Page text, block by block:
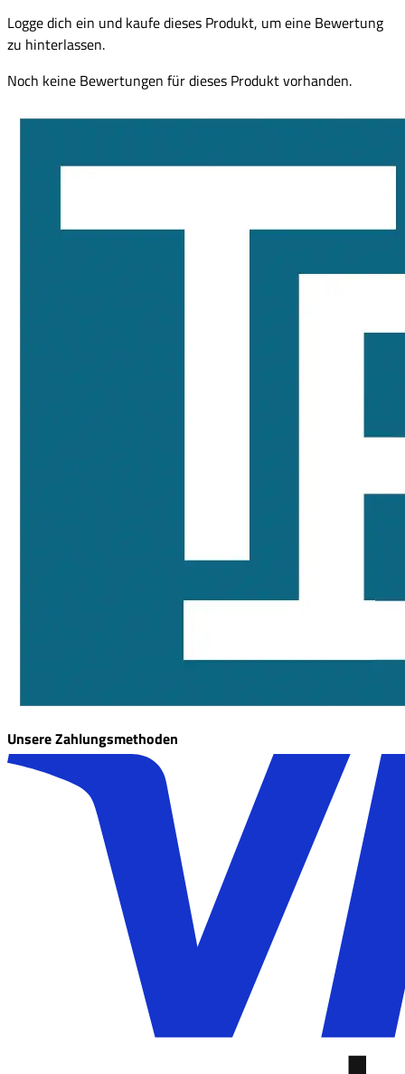
Logge dich ein und kaufe dieses Produkt, um eine Bewertung
zu hinterlassen.
Noch keine Bewertungen für dieses Produkt vorhanden.
Unsere Zahlungsmethoden